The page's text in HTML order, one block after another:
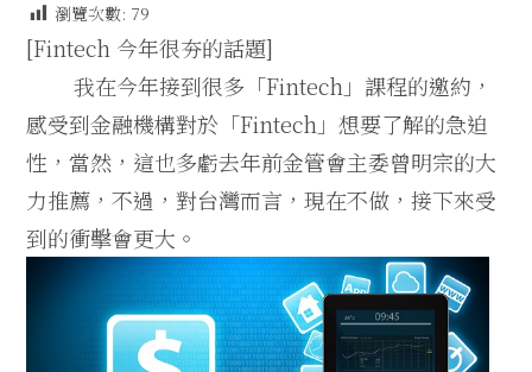
瀏覽次數: 79
[Fintech 今年很夯的話題]
我在今年接到很多「Fintech」課程的邀約，
感受到金融機構對於「Fintech」想要了解的急迫
性，當然，這也多虧去年前金管會主委曾明宗的大
力推薦，不過，對台灣而言，現在不做，接下來受
到的衝擊會更大。